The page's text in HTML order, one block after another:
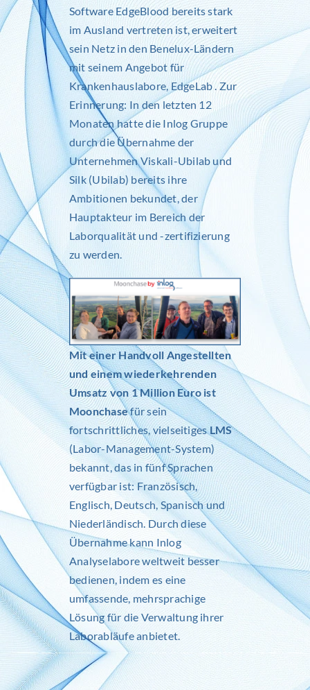
Software EdgeBlood bereits stark
im Ausland vertreten ist, erweitert
sein Netz in den Benelux-Ländern
mit seinem Angebot für
Krankenhauslabore, EdgeLab. Zur
Erinnerung: In den letzten 12
Monaten hatte die Inlog Gruppe
durch die Übernahme der
Unternehmen Viskali-Ubilab und
Silk (Ubilab) bereits ihre
Ambitionen bekundet, der
Hauptakteur im Bereich der
Laborqualität und -zertifizierung
zu werden.
Mit einer Handvoll Angestellten
und einem wiederkehrenden
Umsatz von 1 Million Euro ist
Moonchasefür sein
fortschrittliches, vielseitigesLMS
(Labor-Management-System)
bekannt, das in fünf Sprachen
verfügbar ist: Französisch,
Englisch, Deutsch, Spanisch und
Niederländisch. Durch diese
Übernahme kann Inlog
Analyselabore weltweit besser
bedienen, indem es eine
umfassende, mehrsprachige
Lösung für die Verwaltung ihrer
Laborabläufe anbietet.